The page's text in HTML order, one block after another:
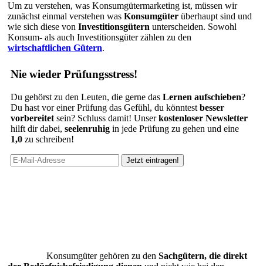
Um zu verstehen, was Konsumgütermarketing ist, müssen wir
zunächst einmal verstehen was Konsumgüter überhaupt sind und
wie sich diese von Investitionsgütern unterscheiden. Sowohl
Konsum- als auch Investitionsgüter zählen zu den
wirtschaftlichen Gütern.
Nie wieder Prüfungsstress!
Du gehörst zu den Leuten, die gerne das Lernen aufschieben?
Du hast vor einer Prüfung das Gefühl, du könntest besser
vorbereitet sein? Schluss damit! Unserkostenloser Newsletter
hilft dir dabei, seelenruhig in jede Prüfung zu gehen und eine
1,0 zu schreiben!
Konsumgüter gehören zu den Sachgütern, die direkt